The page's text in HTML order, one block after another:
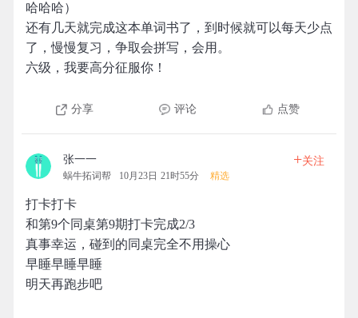
哈哈哈）
还有几天就完成这本单词书了，到时候就可以每天少点
了，慢慢复习，争取会拼写，会用。
六级，我要高分征服你！
分享 评论 点赞
张一一
蜗牛拓词帮 10月23日 21时55分 精选
+关注
打卡打卡
和第9个同桌第9期打卡完成2/3
真事幸运，碰到的同桌完全不用操心
早睡早睡早睡
明天再跑步吧